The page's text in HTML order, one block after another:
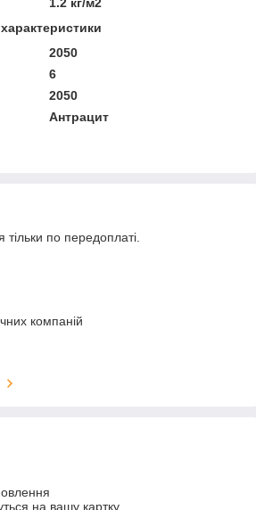
2050
6
2050
Антрацит
тільки по передоплаті.
компаній
на вашу картку